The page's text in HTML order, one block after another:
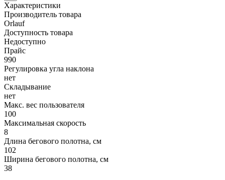
Характеристики
Производитель товара
Orlauf
Доступность товара
Недоступно
Прайс
990
Регулировка угла наклона
нет
Складывание
нет
Макс. вес пользователя
100
Максимальная скорость
8
Длина бегового полотна, см
102
Ширина бегового полотна, см
38